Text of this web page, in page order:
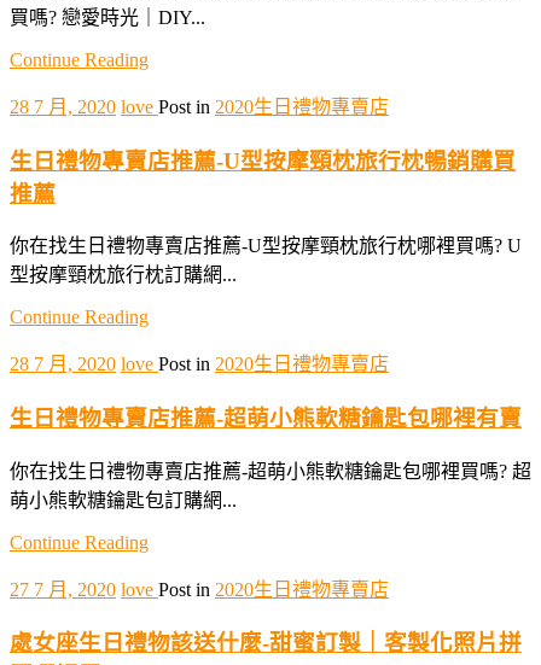
買嗎? 戀愛時光｜DIY...
Continue Reading
28 7 月, 2020 love Post in 2020生日禮物專賣店
生日禮物專賣店推薦-U型按摩頸枕旅行枕暢銷購買
推薦
你在找生日禮物專賣店推薦-U型按摩頸枕旅行枕哪裡買嗎? U
型按摩頸枕旅行枕訂購網...
Continue Reading
28 7 月, 2020 love Post in 2020生日禮物專賣店
生日禮物專賣店推薦-超萌小熊軟糖鑰匙包哪裡有賣
你在找生日禮物專賣店推薦-超萌小熊軟糖鑰匙包哪裡買嗎? 超
萌小熊軟糖鑰匙包訂購網...
Continue Reading
27 7 月, 2020 love Post in 2020生日禮物專賣店
處女座生日禮物該送什麼-甜蜜訂製｜客製化照片拼